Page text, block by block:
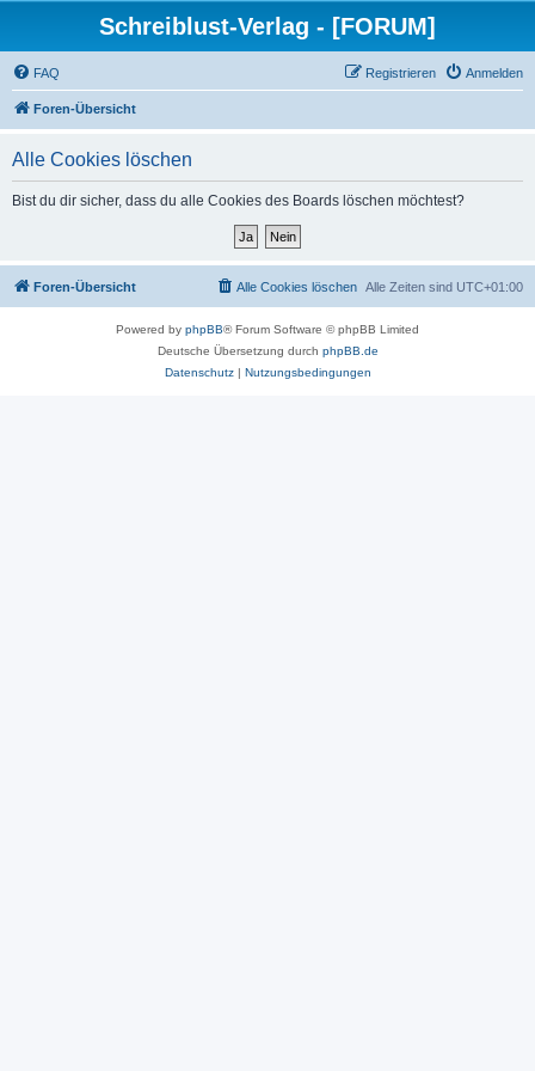
Schreiblust-Verlag - [FORUM]
FAQ Anmelden
Registrieren
Foren-Übersicht
Alle Cookies löschen
Bist du dir sicher, dass du alle Cookies des Boards löschen möchtest?
Foren-Übersicht Alle Zeiten sind UTC+01:00
Alle Cookies löschen
Powered by phpBB® Forum Software © phpBB Limited
Deutsche Übersetzung durch phpBB.de
Datenschutz| Nutzungsbedingungen